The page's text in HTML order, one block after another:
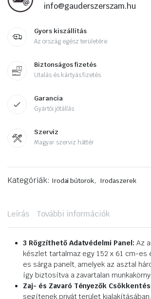
info@gauderszerszam.hu
Gyors kiszállítás
Az ország egész területére
Biztonságos fizetés
Utalás és kártyás fizetés.
Garancia
Gyártói jótállás
Szerviz
Magyar szerviz háttér
Kategóriák: Irodai bútorok, Irodaszerek
Leírás További információk
3 Rögzíthető Adatvédelmi Panel: Az
készlet tartalmaz egy 152 x 61 cm-es
es sárga panelt, amelyek az asztal
így biztosítva a zavartalan
Zaj- és Zavaró Tényezők
segítenek privát terület